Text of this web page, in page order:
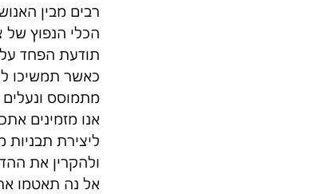
רבים מבין
הכלי הנפוץ של
תודעת הפחד על
כאשר תמשיכו
מתמוסס ונעלים
אנו מזמינים אתכם להמשיך
ליצירת תבניות
ולהקרין את
אל נה תאטמו